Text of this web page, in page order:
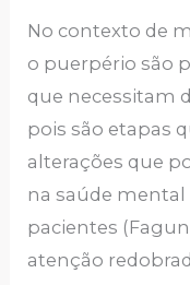
No contexto de
o puerpério são
que necessitam
pois são etapas
alterações que
na saúde mental
pacientes
atenção